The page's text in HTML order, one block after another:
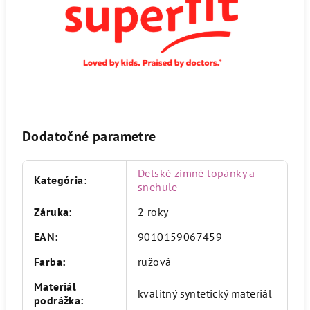
Dodatočné parametre
Kategória:
Detské zimné topánky a
snehule
Záruka:
2 roky
EAN:
9010159067459
Farba:
ružová
Materiál
podrážka: kvalitný syntetický materiál